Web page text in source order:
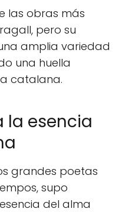
las obras más
pero su
amplia variedad
una huella
catalana.
la esencia
grandes poetas
supo
del alma